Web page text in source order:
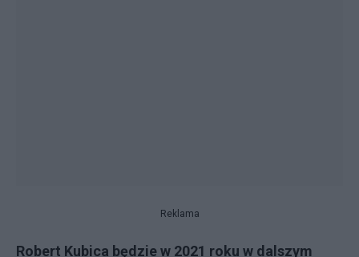
Reklama
Robert Kubica będzie w 2021 roku w dalszym